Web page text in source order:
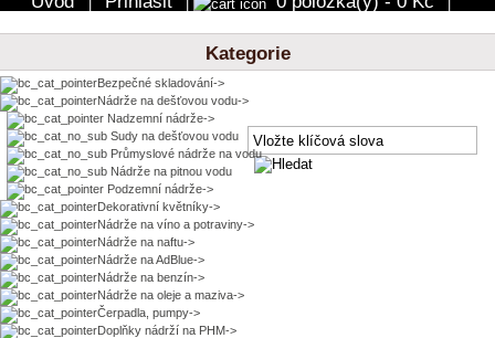
Kategorie
Bezpečné skladování->
Nádrže na dešťovou vodu->
Nadzemní nádrže->
Sudy na dešťovou vodu
Průmyslové nádrže na vodu
Nádrže na pitnou vodu
Podzemní nádrže->
Dekorativní květníky->
Nádrže na víno a potraviny->
Nádrže na naftu->
Nádrže na AdBlue->
Nádrže na benzín->
Nádrže na oleje a maziva->
Čerpadla, pumpy->
Doplňky nádrží na PHM->